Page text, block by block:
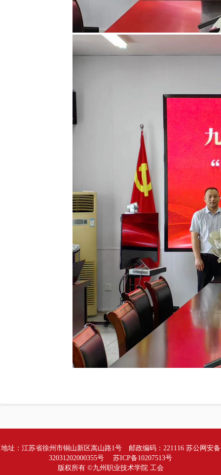
地址：江苏省徐州市铜山新区嵩山路1号 邮政编码：221116 苏公网安备
32031202000355号 苏ICP备10207513号
版权所有 ©九州职业技术学院 工会